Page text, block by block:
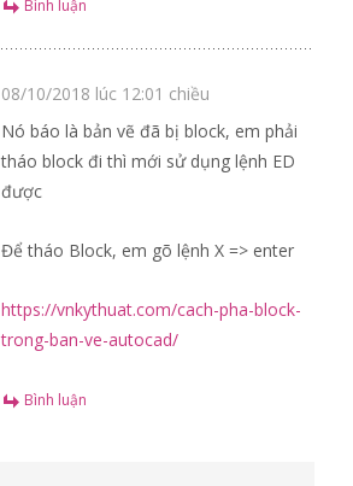
Bình luận
08/10/2018 lúc 12:01 chiều
Nó báo là bản vẽ đã bị block, em phải
tháo block đi thì mới sử dụng lệnh ED
được
Để tháo Block, em gõ lệnh X => enter
https://vnkythuat.com/cach-pha-block-
trong-ban-ve-autocad/
Bình luận